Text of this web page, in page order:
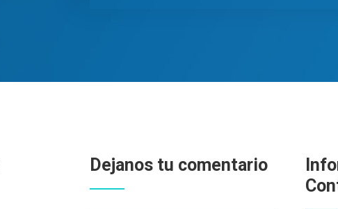
Dejanos tu comentario